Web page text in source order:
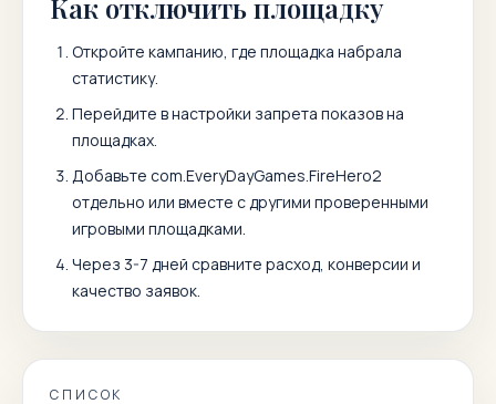
Как отключить площадку
Откройте кампанию, где площадка набрала
статистику.
Перейдите в настройки запрета показов на
площадках.
Добавьте com.EveryDayGames.FireHero2
отдельно или вместе с другими проверенными
игровыми площадками.
Через 3-7 дней сравните расход, конверсии и
качество заявок.
СПИСОК